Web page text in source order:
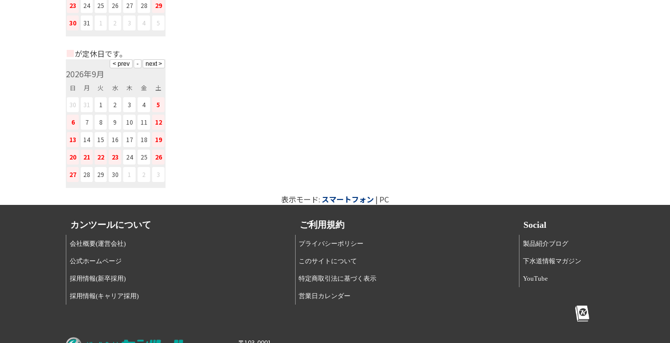
23 24 25 26 27 28 29
30 31 1 2 3 4 5
■が定休日です。
2026年9月
日 月 火 水 木 金
土
30
31 1 2 3 4 5
6 7 8 9 10 11 12
13 14 15 16 17 18 19
20 21 22 23 24 25 26
27 28 29 30 1 2 3
表示モード: スマートフォン | PC
カンツールについて
会社概要(運営会社)
公式ホームページ
採用情報(新卒採用)
採用情報(キャリア採用)
ご利用規約
プライバシーポリシー
このサイトについて
特定商取引法に基づく表示
営業日カレンダー
Social
製品紹介ブログ
下水道情報マガジン
YouTube